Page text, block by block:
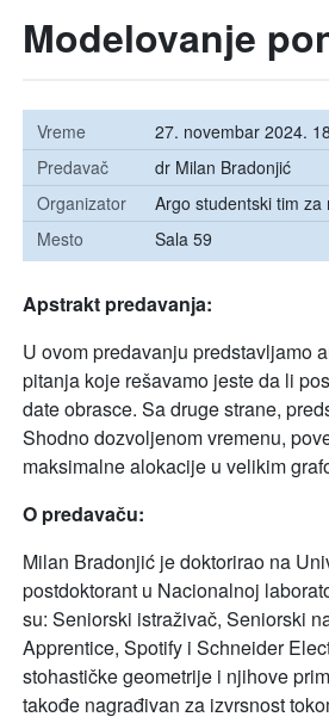
Modelovanje
Vreme
27. novembar 2024.
Predavač
dr Milan Bradonjić
Organizator
Argo studentski tim za
Mesto
Sala 59
Apstrakt predavanja:
U ovom predavanju predstavljamo
pitanja koje rešavamo jeste da li
date obrasce. Sa druge strane,
Shodno dozvoljenom vremenu,
maksimalne alokacije u velikim
O predavaču:
Milan Bradonjić je doktorirao na
postdoktorant u Nacionalnoj
su: Seniorski istraživač, Seniorski
Apprentice, Spotify i Schneider
stohastičke geometrije i njihove
takođe nagrađivan za izvrsnost